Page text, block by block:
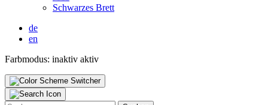
Schwar­zes Brett
de
en
Farbmodus: inaktiv aktiv